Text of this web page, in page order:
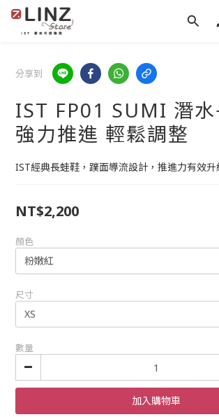
分享到
IST FP01 SUMI 潛水
強力推進 輕鬆調整
IST經典長蛙鞋，蹼面導流設計，推進力有效升
NT$2,200
顏色
尺寸
數量
加入購物車